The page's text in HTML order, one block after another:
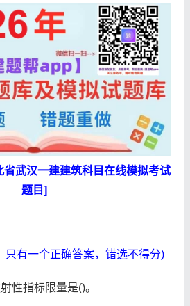
省武汉一建建筑科目在线模拟考试
题目]
只有一个正确答案，错选不得分)
性指标限量是()。